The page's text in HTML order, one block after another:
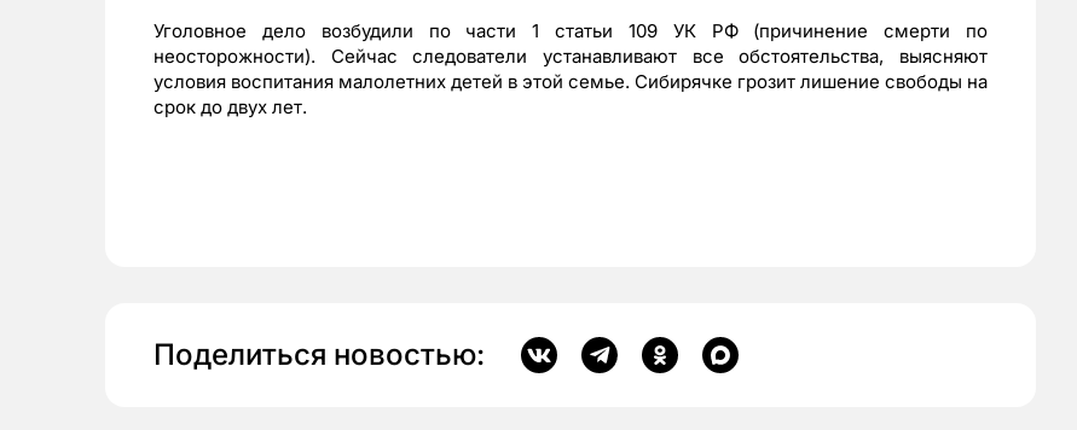
Уголовное дело возбудили по части 1 статьи 109 УК РФ (причинение смерти по
неосторожности). Сейчас следователи устанавливают все обстоятельства, выясняют
условия воспитания малолетних детей в этой семье. Сибирячке грозит лишение свободы на
срок до двух лет.
Поделиться новостью: